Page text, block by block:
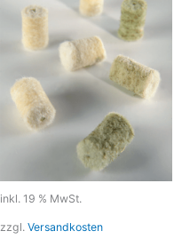
inkl. 19 % MwSt.
zzgl. Versandkosten